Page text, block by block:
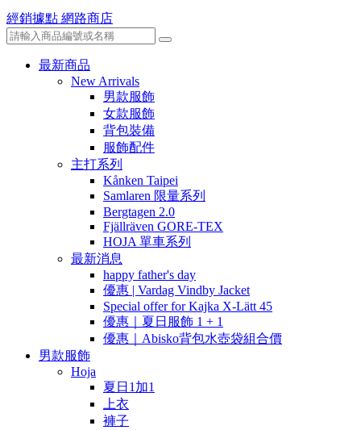
經銷據點 網路商店
最新商品
New Arrivals
男款服飾
女款服飾
背包裝備
服飾配件
主打系列
Kånken Taipei
Samlaren 限量系列
Bergtagen 2.0
Fjällräven GORE-TEX
HOJA 單車系列
最新消息
happy father's day
優惠 | Vardag Vindby Jacket
Special offer for Kajka X-Lätt 45
優惠｜夏日服飾 1 + 1
優惠｜Abisko背包水壺袋組合價
男款服飾
Hoja
夏日1加1
上衣
褲子